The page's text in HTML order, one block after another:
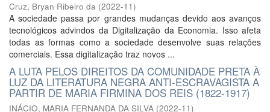
Cruz, Bryan Ribeiro da (2022-11)
A sociedade passa por grandes mudanças devido aos avanços
tecnológicos advindos da Digitalização da Economia. Isso afeta
todas as formas como a sociedade desenvolve suas relações
comerciais. Essa digitalização traz novos ...
A LUTA PELOS DIREITOS DA COMUNIDADE PRETA À
LUZ DA LITERATURA NEGRA ANTI-ESCRAVAGISTA A
PARTIR DE MARIA FIRMINA DOS REIS (1822-1917)
INÁCIO, MARIA FERNANDA DA SILVA (2022-11)